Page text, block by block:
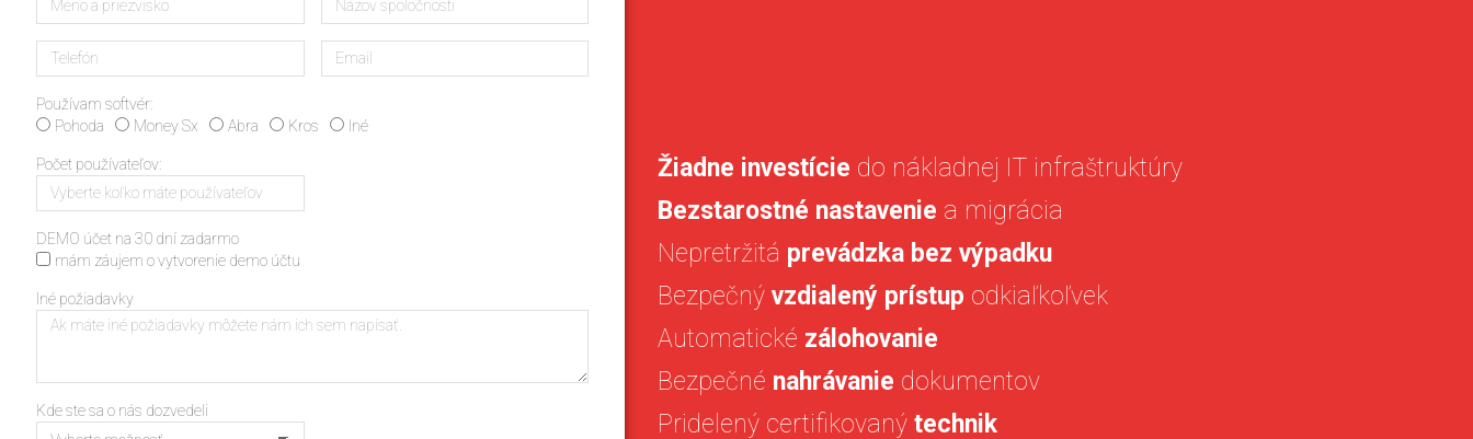
Používam softvér:
Pohoda
Money Sx Abra Kros Iné
Počet používateľov:
DEMO účet na 30 dní zadarmo
mám záujem o vytvorenie demo účtu
Iné požiadavky
Kde ste sa o nás dozvedeli
Žiadne investície do nákladnej IT infraštruktúry
Bezstarostné nastavenie a migrácia
Nepretržitá prevádzka bez výpadku
Bezpečný vzdialený prístup odkiaľkoľvek
Automatické zálohovanie
Bezpečné nahrávanie dokumentov
Pridelený certifikovaný technik